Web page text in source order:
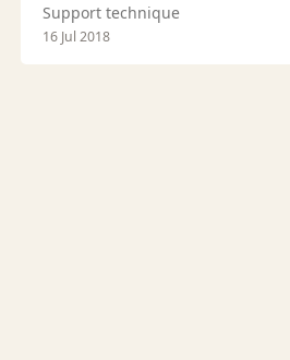
Support technique
16 Jul 2018